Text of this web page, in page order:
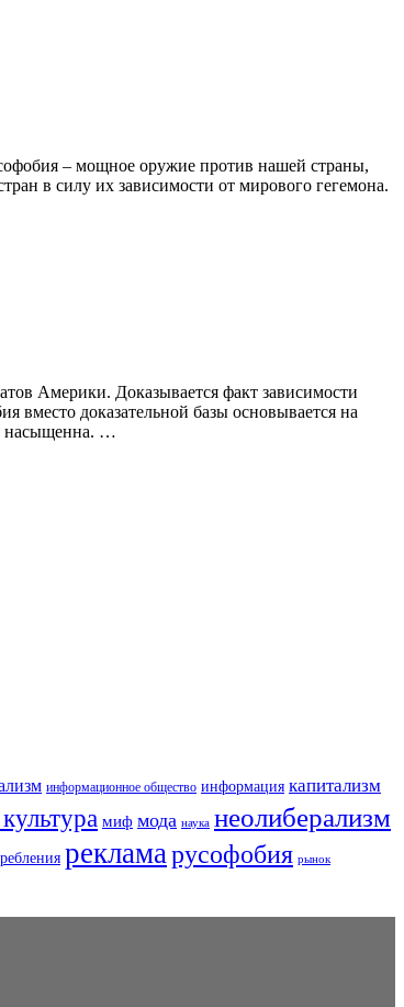
– мощное оружие против нашей страны,
в силу их зависимости от мирового гегемона.
Америки. Доказывается факт зависимо­сти
доказательной базы основывается на
насыщенна. …
информационное общество информация капитализм
миф мода наука неолиберализм
рекламарусофобия рынок